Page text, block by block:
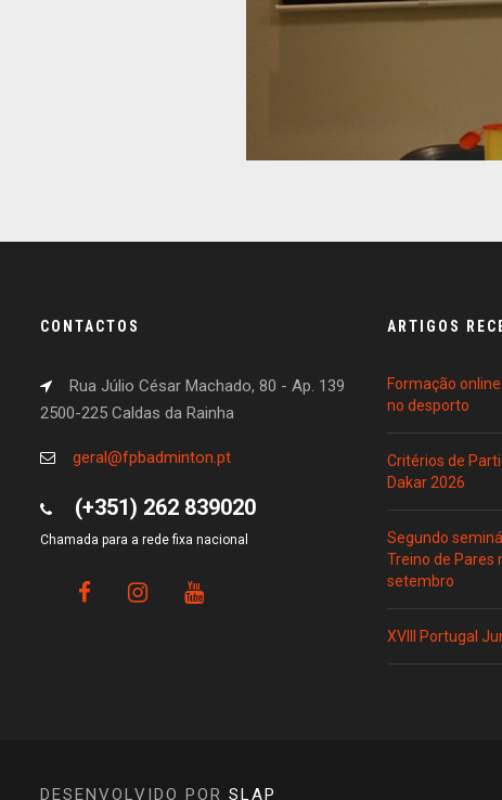
CONTACTOS
Rua Júlio César Machado, 80 - Ap. 139
2500-225 Caldas da Rainha
geral@fpbadminton.pt
(+351) 262 839020
Chamada para a rede fixa nacional
ARTIGOS
Formação
no desporto
Critérios de
Dakar 2026
Segundo
Treino de Pares
setembro
XVIII Portugal
DESENVOLVIDO POR SLAP